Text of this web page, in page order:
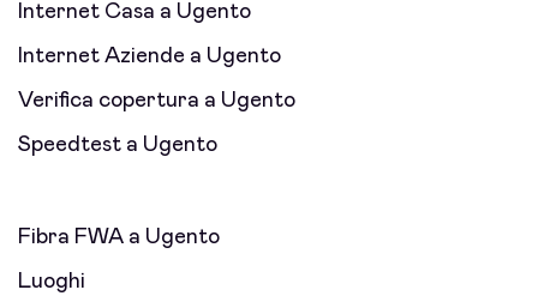
Internet Casa a Ugento
Internet Aziende a Ugento
Verifica copertura a Ugento
Speedtest a Ugento
Fibra FWA a Ugento
Luoghi